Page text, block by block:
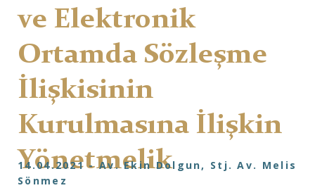
ve Elektronik
Ortamda Sözleşme
İlişkisinin
Kurulmasına İlişkin
Yönetmelik
14.04.2021 - Av. Ekin Dolgun, Stj. Av. Melis
Sönmez